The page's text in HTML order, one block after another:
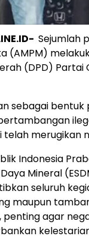
Sejumlah
(AMPM)
(DPD) Partai
sebagai bentuk
telah merugikan
Indonesia
Mineral
seluruh
maupun
penting agar